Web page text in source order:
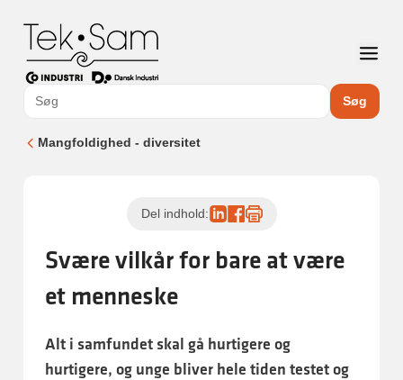
Søg
Mangfoldighed - diversitet
Svære vilkår for bare at være
et menneske
Del indhold:
Alt i samfundet skal gå hurtigere og
hurtigere, og unge bliver hele tiden testet og